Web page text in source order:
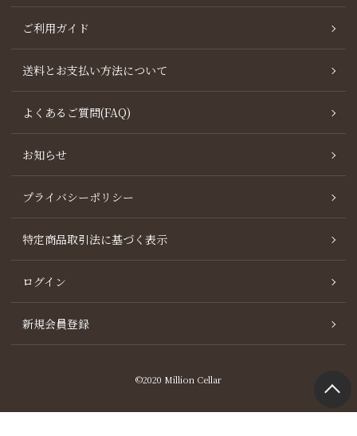
ご利用ガイド
送料とお支払い方法について
よくあるご質問(FAQ)
お知らせ
プライバシーポリシー
特定商品取引法に基づく表示
ログイン
新規会員登録
©2020 Million Cellar